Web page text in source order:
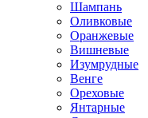
Шампань
Оливковые
Оранжевые
Вишневые
Изумрудные
Венге
Ореховые
Янтарные